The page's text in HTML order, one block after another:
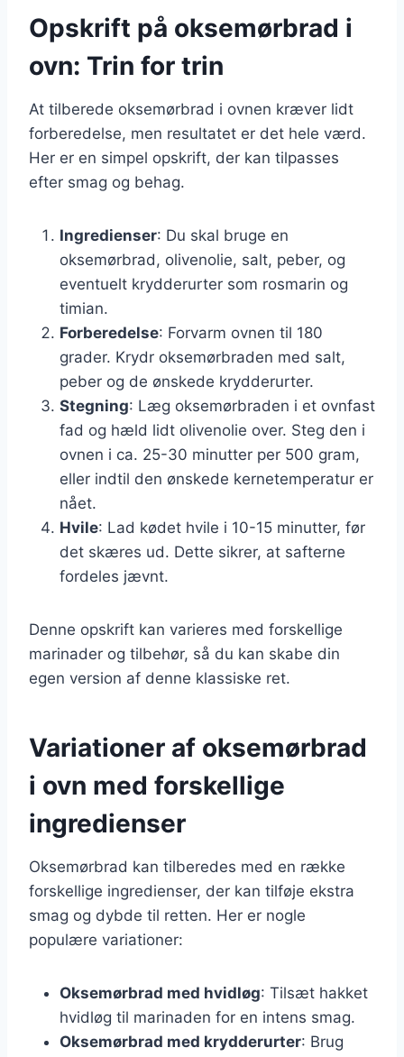
Opskrift på oksemørbrad i
ovn: Trin for trin
At tilberede oksemørbrad i ovnen kræver lidt
forberedelse, men resultatet er det hele værd.
Her er en simpel opskrift, der kan tilpasses
efter smag og behag.
Ingredienser: Du skal bruge en
oksemørbrad, olivenolie, salt, peber, og
eventuelt krydderurter som rosmarin og
timian.
Forberedelse: Forvarm ovnen til 180
grader. Krydr oksemørbraden med salt,
peber og de ønskede krydderurter.
Stegning: Læg oksemørbraden i et ovnfast
fad og hæld lidt olivenolie over. Steg den i
ovnen i ca. 25-30 minutter per 500 gram,
eller indtil den ønskede kernetemperatur er
nået.
Hvile: Lad kødet hvile i 10-15 minutter, før
det skæres ud. Dette sikrer, at safterne
fordeles jævnt.
Denne opskrift kan varieres med forskellige
marinader og tilbehør, så du kan skabe din
egen version af denne klassiske ret.
Variationer af oksemørbrad
i ovn med forskellige
ingredienser
Oksemørbrad kan tilberedes med en række
forskellige ingredienser, der kan tilføje ekstra
smag og dybde til retten. Her er nogle
populære variationer:
Oksemørbrad med hvidløg: Tilsæt hakket
hvidløg til marinaden for en intens smag.
Oksemørbrad med krydderurter: Brug